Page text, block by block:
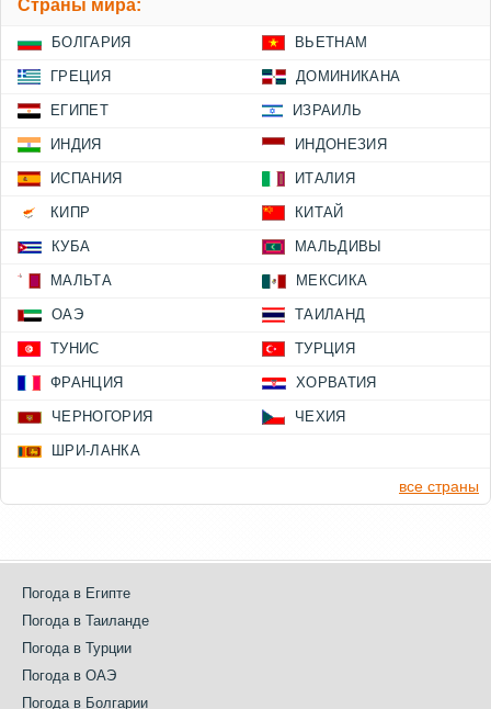
Страны мира:
БОЛГАРИЯ ВЬЕТНАМ
ГРЕЦИЯ ДОМИНИКАНА
ЕГИПЕТ ИЗРАИЛЬ
ИНДИЯ ИНДОНЕЗИЯ
ИСПАНИЯ ИТАЛИЯ
КИПР КИТАЙ
КУБА МАЛЬДИВЫ
МАЛЬТА МЕКСИКА
ОАЭ ТАИЛАНД
ТУНИС ТУРЦИЯ
ФРАНЦИЯ ХОРВАТИЯ
ЧЕРНОГОРИЯ ЧЕХИЯ
ШРИ-ЛАНКА
все страны
Погода в Египте
Погода в Таиланде
Погода в Турции
Погода в ОАЭ
Погода в Болгарии